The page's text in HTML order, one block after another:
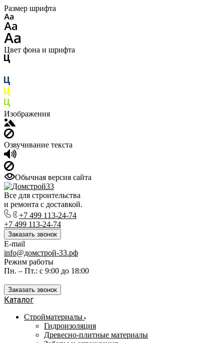
Размер шрифта
Цвет фона и шрифта
Изображения
Озвучивание текста
Обычная версия сайта
Все для строительства
и ремонта с доставкой.
+7 499 113-24-74
+7 499 113-24-74
Заказать звонок
E-mail
info@домстрой-33.рф
Режим работы
Пн. – Пт.: с 9:00 до 18:00
Заказать звонок
Каталог
Стройматериалы
Гидроизоляция
Древесно-плитные материалы